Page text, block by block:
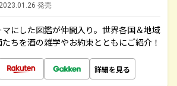
2023.01.26 発売
にした図鑑が仲間入り。世界各国＆地域
ちを酒の雑学やお約束とともにご紹介！
詳細を見る